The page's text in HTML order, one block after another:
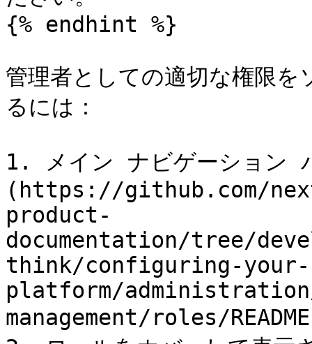
{% endhint %}
管理者としての適切な権限
るには：
1. メイン ナビゲーショ
(https://github.com/
product-
documentation/tree/
think/configuring-your-
platform/
management/roles/